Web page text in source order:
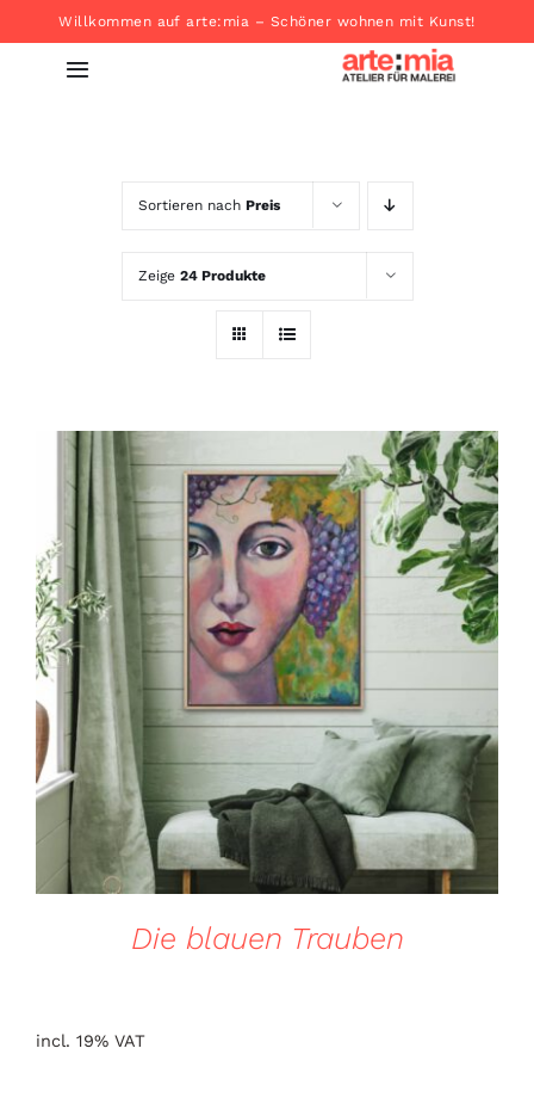
Inhalt
springen
Willkommen auf arte:mia – Schöner wohnen mit Kunst!
Toggle
Produkte
Sortieren nach Preis
Zeige 24 Produkte
DETAILS
Die blauen Trauben
incl. 19% VAT